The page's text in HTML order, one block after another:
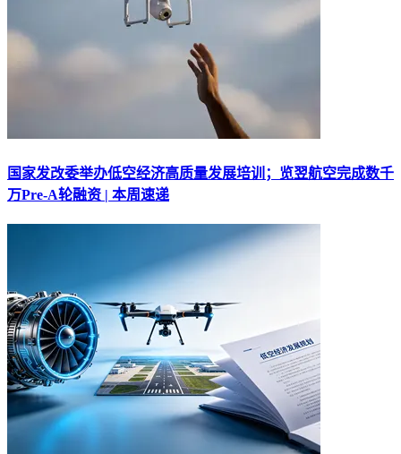
国家发改委举办低空经济高质量发展培训；览翌航空完成数千
万Pre-A轮融资 | 本周速递